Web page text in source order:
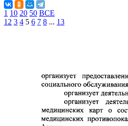
1 10 20 50 ВСЕ
1 2 3 4 5 6 7 8 ... 13